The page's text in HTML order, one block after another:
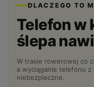
DLACZEGO TO
Telefon w
ślepa
W trasie rowerowej co
a wyciąganie telefonu
niebezpieczne.